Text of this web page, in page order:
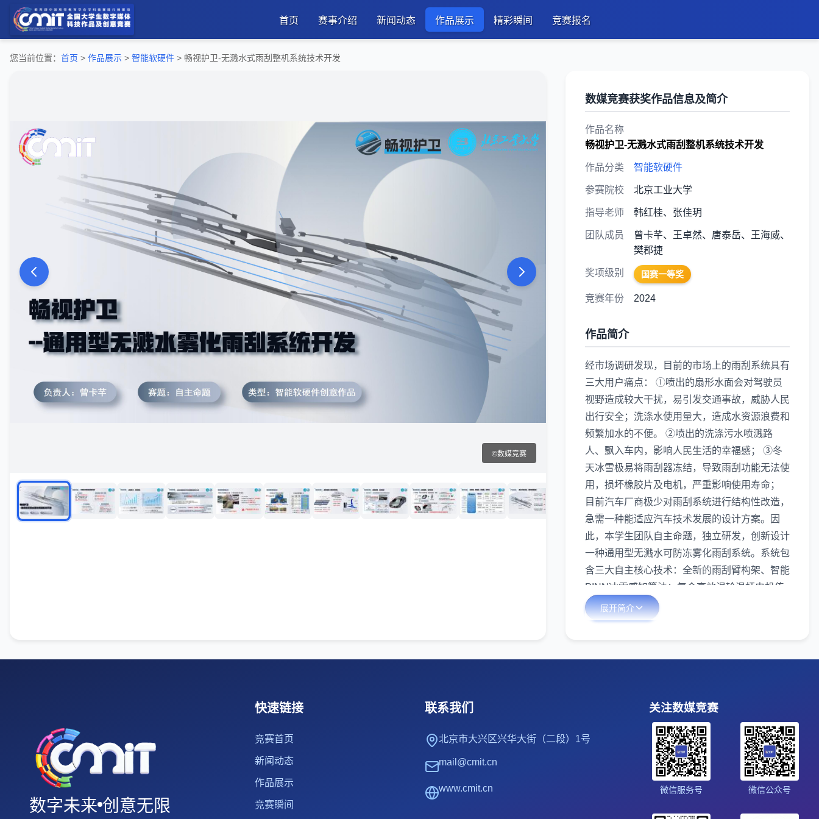
首页 赛事介绍 新闻动态 作品展示 精彩瞬间 竞赛报名
您当前位置： 首页 > 作品展示 > 智能软硬件 > 畅视护卫-无溅水式雨刮整机系统技术开发
©数媒竞赛
数媒竞赛获奖作品信息及简介
作品名称
畅视护卫-无溅水式雨刮整机系统技术开发
作品分类 智能软硬件
参赛院校 北京工业大学
指导老师 韩红桂、张佳玥
团队成员
曾卡芊、王卓然、唐泰岳、王海威、
樊郡捷
奖项级别 国赛一等奖
竞赛年份 2024
作品简介
经市场调研发现，目前的市场上的雨刮系统具有
三大用户痛点： ①喷出的扇形水面会对驾驶员
视野造成较大干扰，易引发交通事故，威胁人民
出行安全；洗涤水使用量大，造成水资源浪费和
频繁加水的不便。 ②喷出的洗涤污水喷溅路
人、飘入车内，影响人民生活的幸福感； ③冬
天冰雪极易将雨刮器冻结，导致雨刮功能无法使
用，损坏橡胶片及电机，严重影响使用寿命；
目前汽车厂商极少对雨刮系统进行结构性改造，
急需一种能适应汽车技术发展的设计方案。因
此，本学生团队自主命题，独立研发，创新设计
一种通用型无溅水可防冻雾化雨刮系统。系统包
含三大自主核心技术：全新的雨刮臂构架、智能
PINN冰雪感知算法；复合高效涡轮涡杆电机传
动系统的远程“旋转热喷淋”功能。三项技术精准
解决上述传统雨刮的三大痛点，并且已取得知识
民行车安全；冬天智能冰雪感知算法可自动识别
外部情况并抬起，在开车前提前开启旋转喷淋热
水功能，从而除掉车玻璃上的冰雪。目前已完成
技术突破和实车实验，实验结果表明本设计方案
在清洁效率、安全系数、生产成本、适配性、耐
久度等方面均超过传统雨刮器。目前项目已完成
展开简介
数字未来 创意无限
快速链接
竞赛首页
新闻动态
作品展示
竞赛瞬间
联系我们
北京市大兴区兴华大街（二段）1号
mail@cmit.cn
www.cmit.cn
关注数媒竞赛
微信服务号 微信公众号